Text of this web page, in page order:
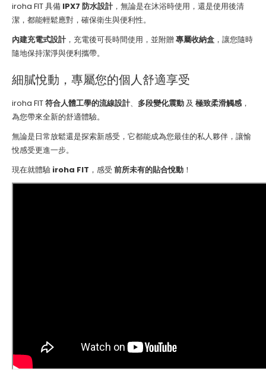
iroha FIT 具備 IPX7 防水設計，無論是在沐浴時使用，還是使用後清
潔，都能輕鬆應對，確保衛生與便利性。
內建充電式設計，充電後可長時間使用，並附贈專屬收納盒 ，讓您隨時
隨地保持潔淨與便利攜帶。
細膩悅動，專屬您的個人舒適享受
iroha FIT符合人體工學的流線設計、 多段變化震動及極致柔滑觸感 ，
為您帶來全新的舒適體驗。
無論是日常放鬆還是探索新感受，它都能成為您最佳的私人夥伴，讓愉
悅感受更進一步。
現在就體驗 iroha FIT ，感受 前所未有的貼合悅動 ！